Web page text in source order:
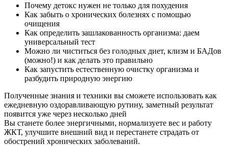
Почему детокс нужен не только для похудения
Как забыть о хронических болезнях с помощью
очищения
Как определить зашлакованность организма: даем
универсальный тест
Можно ли чиститься без голодных диет, клизм и БАДов
(можно!) и как делать это правильно
Как запустить естественную очистку организма и
разбудить природную энергию
Полученные знания и техники вы сможете использовать как
ежедневную оздоравливающую рутину, заметный результат
появится уже через несколько дней
Вы станете более энергичными, нормализуете вес и работу
ЖКТ, улучшите внешний вид и перестанете страдать от
обострений хронических заболеваний.